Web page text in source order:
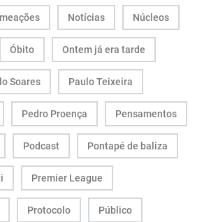
Notícias Núcleos
Óbito Ontem já era tarde
Soares Paulo Teixeira
Pedro Proença Pensamentos
Podcast Pontapé de baliza
Premier League
Protocolo Público